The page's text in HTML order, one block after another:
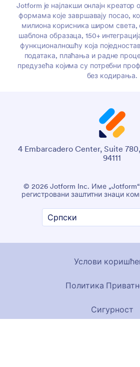
Jotform је најлакши онлајн
формама које завршавају посао,
милиона корисника широм
шаблона образаца, 150+
функционалношћу која
података, плаћања и радне
предузећа којима су потребни
без кодирања.
4 Embarcadero Center, Suite
94111
© 2026 Jotform Inc. Име
регистровани заштитни знаци
Услови
Политика
Сигурност